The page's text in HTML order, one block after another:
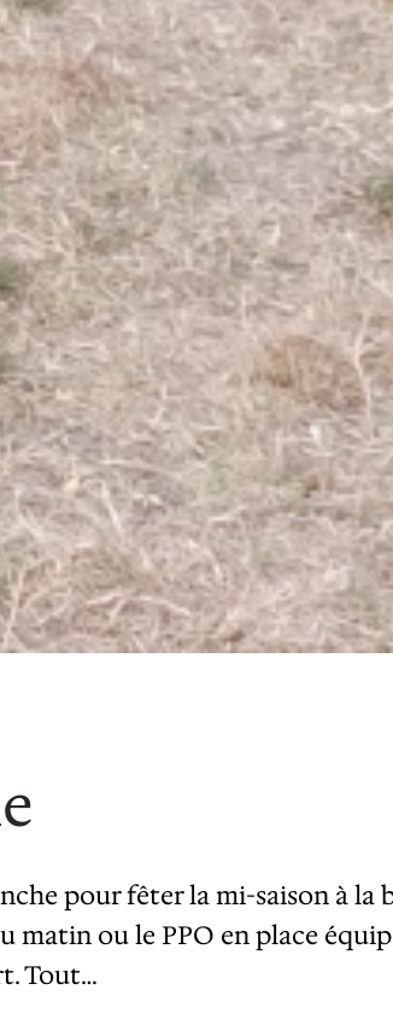
pour fêter la mi-saison à la
matin ou le PPO en place
Tout…